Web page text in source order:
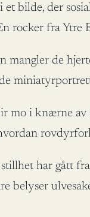
et bilde, der
rocker fra
mangler de
mo i knærne
stillhet har gått
belyser